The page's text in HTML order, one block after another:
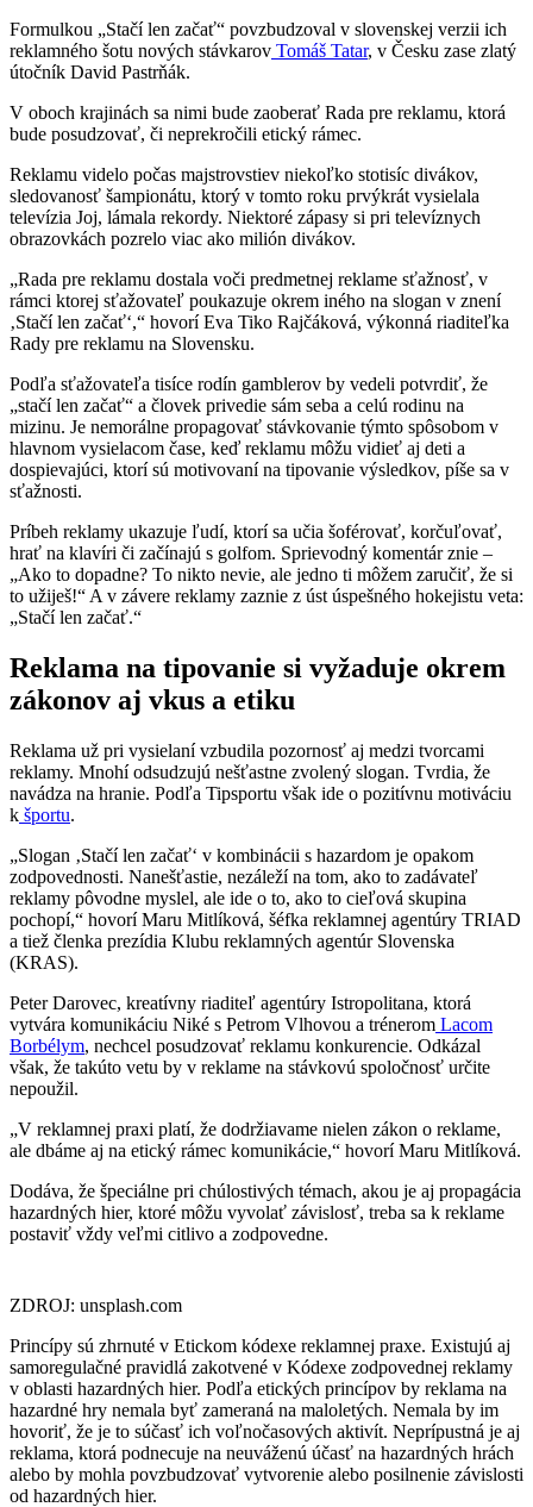
Formulkou „Stačí len začať“ povzbudzoval v slovenskej verzii ich
reklamného šotu nových stávkarov Tomáš Tatar, v Česku zase zlatý
útočník David Pastrňák.
V oboch krajinách sa nimi bude zaoberať Rada pre reklamu, ktorá
bude posudzovať, či neprekročili etický rámec.
Reklamu videlo počas majstrovstiev niekoľko stotisíc divákov,
sledovanosť šampionátu, ktorý v tomto roku prvýkrát vysielala
televízia Joj, lámala rekordy. Niektoré zápasy si pri televíznych
obrazovkách pozrelo viac ako milión divákov.
„Rada pre reklamu dostala voči predmetnej reklame sťažnosť, v
rámci ktorej sťažovateľ poukazuje okrem iného na slogan v znení
‚Stačí len začať‘,“ hovorí Eva Tiko Rajčáková, výkonná riaditeľka
Rady pre reklamu na Slovensku.
Podľa sťažovateľa tisíce rodín gamblerov by vedeli potvrdiť, že
„stačí len začať“ a človek privedie sám seba a celú rodinu na
mizinu. Je nemorálne propagovať stávkovanie týmto spôsobom v
hlavnom vysielacom čase, keď reklamu môžu vidieť aj deti a
dospievajúci, ktorí sú motivovaní na tipovanie výsledkov, píše sa v
sťažnosti.
Príbeh reklamy ukazuje ľudí, ktorí sa učia šoférovať, korčuľovať,
hrať na klavíri či začínajú s golfom. Sprievodný komentár znie –
„Ako to dopadne? To nikto nevie, ale jedno ti môžem zaručiť, že si
to užiješ!“ A v závere reklamy zaznie z úst úspešného hokejistu veta:
„Stačí len začať.“
Reklama na tipovanie si vyžaduje okrem
zákonov aj vkus a etiku
Reklama už pri vysielaní vzbudila pozornosť aj medzi tvorcami
reklamy. Mnohí odsudzujú nešťastne zvolený slogan. Tvrdia, že
navádza na hranie. Podľa Tipsportu však ide o pozitívnu motiváciu
k športu.
„Slogan ‚Stačí len začať‘ v kombinácii s hazardom je opakom
zodpovednosti. Nanešťastie, nezáleží na tom, ako to zadávateľ
reklamy pôvodne myslel, ale ide o to, ako to cieľová skupina
pochopí,“ hovorí Maru Mitlíková, šéfka reklamnej agentúry TRIAD
a tiež členka prezídia Klubu reklamných agentúr Slovenska
(KRAS).
Peter Darovec, kreatívny riaditeľ agentúry Istropolitana, ktorá
vytvára komunikáciu Niké s Petrom Vlhovou a trénerom Lacom
Borbélym, nechcel posudzovať reklamu konkurencie. Odkázal
však, že takúto vetu by v reklame na stávkovú spoločnosť určite
nepoužil.
„V reklamnej praxi platí, že dodržiavame nielen zákon o reklame,
ale dbáme aj na etický rámec komunikácie,“ hovorí Maru Mitlíková.
Dodáva, že špeciálne pri chúlostivých témach, akou je aj propagácia
hazardných hier, ktoré môžu vyvolať závislosť, treba sa k reklame
postaviť vždy veľmi citlivo a zodpovedne.
ZDROJ: unsplash.com
Princípy sú zhrnuté v Etickom kódexe reklamnej praxe. Existujú aj
samoregulačné pravidlá zakotvené v Kódexe zodpovednej reklamy
v oblasti hazardných hier. Podľa etických princípov by reklama na
hazardné hry nemala byť zameraná na maloletých. Nemala by im
hovoriť, že je to súčasť ich voľnočasových aktivít. Neprípustná je aj
reklama, ktorá podnecuje na neuváženú účasť na hazardných hrách
alebo by mohla povzbudzovať vytvorenie alebo posilnenie závislosti
od hazardných hier.